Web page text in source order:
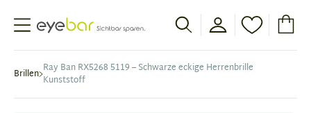
Abele Optic
Brillen Ray Ban RX5268 5119 – Schwarze eckige Herrenbrille
Kunststoff